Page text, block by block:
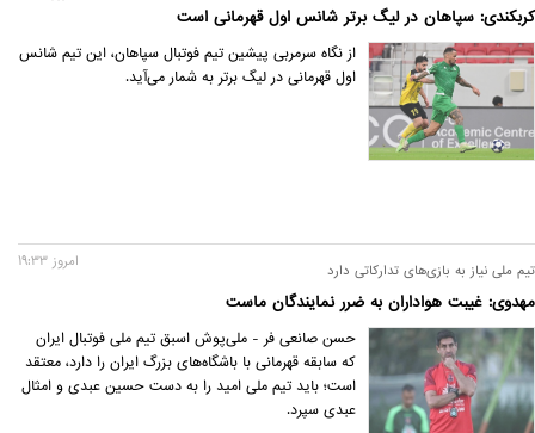
کربکندی: سپاهان در لیگ برتر شانس اول قهرمانی است
از نگاه سرمربی پیشین تیم فوتبال سپاهان، این تیم شانس
اول قهرمانی در لیگ برتر به شمار می‌آید.
تیم ملی نیاز به بازی‌های تدارکاتی دارد
مهدوی: غیبت هواداران به ضرر نمایندگان ماست
امروز 19:33
حسن صانعی فر - ملی‌پوش اسبق تیم ملی فوتبال ایران
که سابقه قهرمانی با باشگاه‌های بزرگ ایران را دارد، معتقد
است؛ باید تیم ملی امید را به دست حسین عبدی و امثال
عبدی سپرد.